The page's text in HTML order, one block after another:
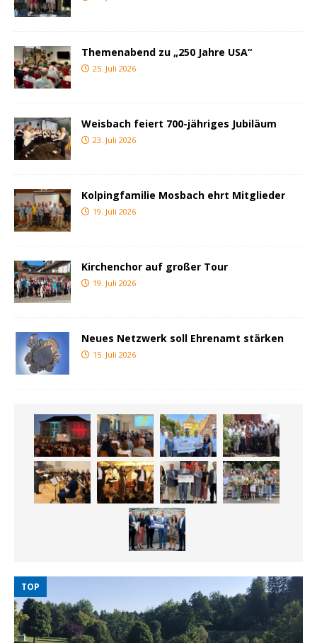
Themenabend zu „250 Jahre USA“
25. Juli 2026
Weisbach feiert 700-jähriges Jubiläum
23. Juli 2026
Kolpingfamilie Mosbach ehrt Mitglieder
19. Juli 2026
Kirchenchor auf großer Tour
19. Juli 2026
Neues Netzwerk soll Ehrenamt stärken
15. Juli 2026
TOP